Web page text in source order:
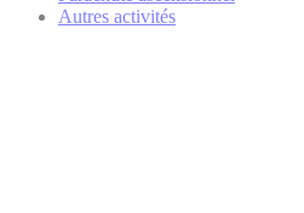
Autres activités